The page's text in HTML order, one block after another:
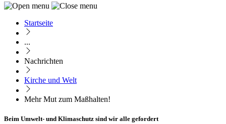
Pfadnavigation
Startseite
...
Nachrichten
Kirche und Welt
Mehr Mut zum Maßhalten!
Beim Umwelt- und Klimaschutz sind wir alle gefordert